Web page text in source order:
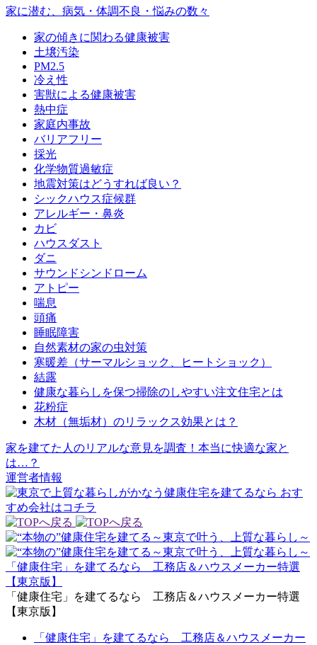
家に潜む、病気・体調不良・悩みの数々
家の傾きに関わる健康被害
土壌汚染
PM2.5
冷え性
害獣による健康被害
熱中症
家庭内事故
バリアフリー
採光
化学物質過敏症
地震対策はどうすれば良い？
シックハウス症候群
アレルギー・鼻炎
カビ
ハウスダスト
ダニ
サウンドシンドローム
アトピー
喘息
頭痛
睡眠障害
自然素材の家の虫対策
寒暖差（サーマルショック、ヒートショック）
結露
健康な暮らしを保つ掃除のしやすい注文住宅とは
花粉症
木材（無垢材）のリラックス効果とは？
家を建てた人のリアルな意見を調査！本当に快適な家と
は…？
運営者情報
「健康住宅」を建てるなら 工務店＆ハウスメーカー特選
【東京版】
「健康住宅」を建てるなら 工務店＆ハウスメーカー特選
【東京版】
「健康住宅」を建てるなら 工務店＆ハウスメーカー